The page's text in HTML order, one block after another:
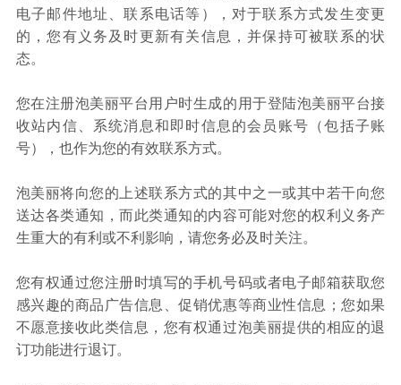
电子邮件地址、联系电话等），对于联系方式发生变更
的，您有义务及时更新有关信息，并保持可被联系的状
态。
您在注册泡美丽平台用户时生成的用于登陆泡美丽平台接
收站内信、系统消息和即时信息的会员账号（包括子账
号），也作为您的有效联系方式。
泡美丽将向您的上述联系方式的其中之一或其中若干向您
送达各类通知，而此类通知的内容可能对您的权利义务产
生重大的有利或不利影响，请您务必及时关注。
您有权通过您注册时填写的手机号码或者电子邮箱获取您
感兴趣的商品广告信息、促销优惠等商业性信息；您如果
不愿意接收此类信息，您有权通过泡美丽提供的相应的退
订功能进行退订。